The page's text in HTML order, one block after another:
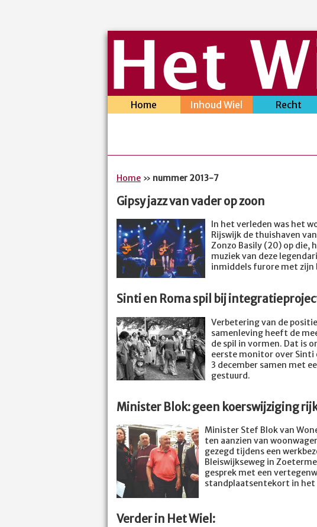
Home Inhoud Wiel Recht
Home » nummer 2013-7
Gipsy jazz van vader op zoon
In het verleden was het
Rijswijk de thuishaven
Zonzo Basily (20) op die,
muziek van deze
inmiddels furore met zijn
Sinti en Roma spil bij
Verbetering van de
samenleving heeft de
de spil in vormen. Dat is
eerste monitor over Sinti
3 december samen met
gestuurd.
Minister Blok: geen koerswijziging
Minister Stef Blok van
ten aanzien van
gezegd tijdens een
Bleiswijkseweg in
gesprek met een
standplaatsentekort in het
Verder in Het Wiel: